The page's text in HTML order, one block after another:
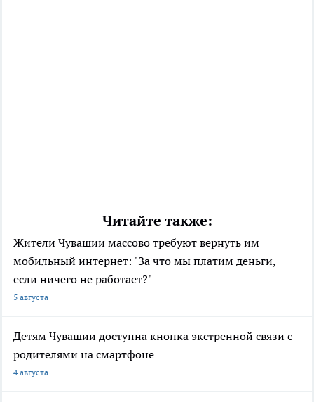
Читайте также:
Жители Чувашии массово требуют вернуть им
мобильный интернет: "За что мы платим деньги,
если ничего не работает?"
5 августа
Детям Чувашии доступна кнопка экстренной связи с
родителями на смартфоне
4 августа